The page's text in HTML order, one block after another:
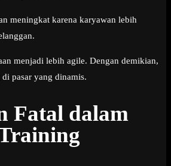
meningkat karena karyawan lebih
menjadi lebih agile. Dengan demikian,
pasar yang dinamis.
Fatal dalam